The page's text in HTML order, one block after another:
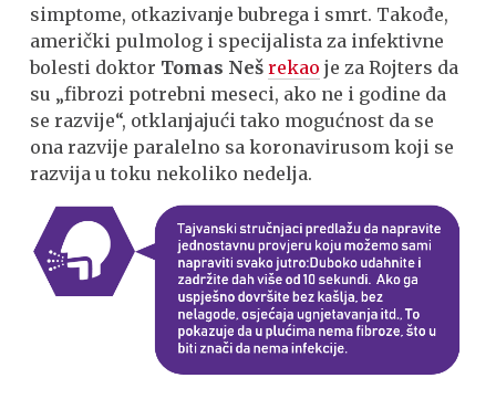
simptome, otkazivanje bubrega i smrt. Takođe,
američki pulmolog i specijalista za infektivne
bolesti doktor Tomas Neš rekao je za Rojters da
su „fibrozi potrebni meseci, ako ne i godine da
se razvije“, otklanjajući tako mogućnost da se
ona razvije paralelno sa koronavirusom koji se
razvija u toku nekoliko nedelja.